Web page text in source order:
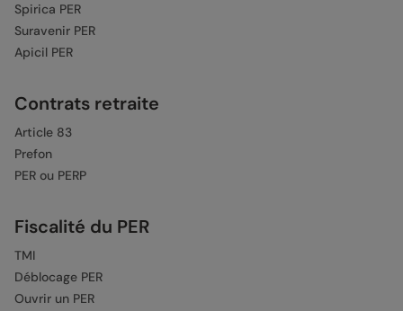
Spirica PER
Suravenir PER
Apicil PER
Contrats retraite
Article 83
Prefon
PER ou PERP
Fiscalité du PER
TMI
Déblocage PER
Ouvrir un PER